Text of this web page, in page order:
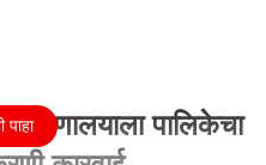
रुग्णालयाला पालिकेचा